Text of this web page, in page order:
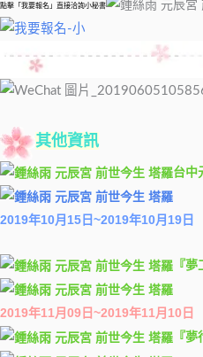
點擊「我要報名」直接洽詢小秘書
其他資訊
台中
2019年10月15日~2019年10月19日
『
2019年11月09日~2019年11月10日
『